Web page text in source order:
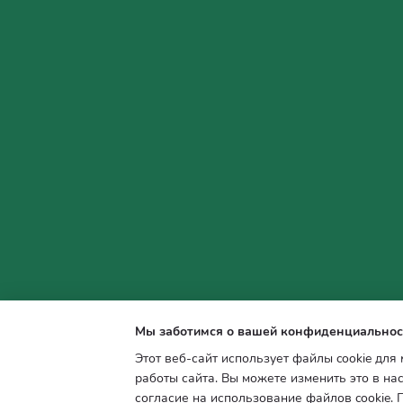
Интернет-магазин создан с Хорошоп
Мы заботимся о вашей
Этот веб-сайт использует файлы cookie
работы сайта. Вы можете изменить это в
согласие на использование файлов